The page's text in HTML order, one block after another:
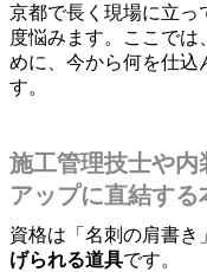
京都で長く現場に立っ
度悩みます。ここでは
めに、今から何を仕込
す。
施工管理技士や内
アップに直結する
資格は「名刺の肩書き
げられる道具です。